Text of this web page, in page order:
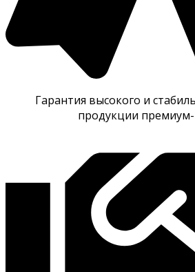
Гарантия высокого и
продукции премиум-